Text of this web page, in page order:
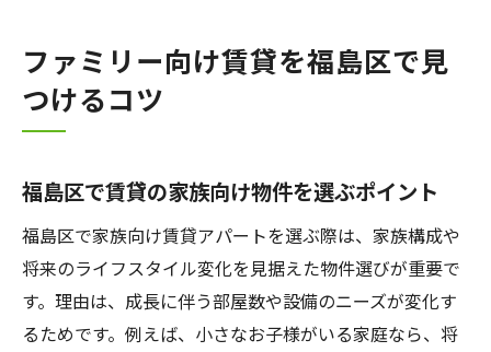
ファミリー向け賃貸を福島区で見
つけるコツ
福島区で賃貸の家族向け物件を選ぶポイント
福島区で家族向け賃貸アパートを選ぶ際は、家族構成や
将来のライフスタイル変化を見据えた物件選びが重要で
す。理由は、成長に伴う部屋数や設備のニーズが変化す
るためです。例えば、小さなお子様がいる家庭なら、将